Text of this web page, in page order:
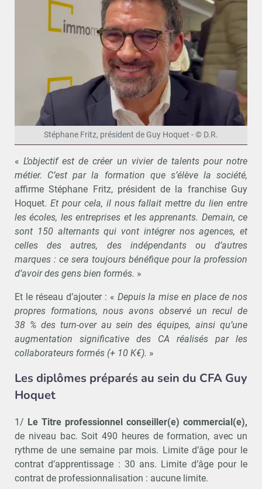
Stéphane Fritz, président de Guy Hoquet - © D.R.
«L’objectif est de créer un vivier de talents pour notre
métier. C’est par la formation que s’élève la société,
affirme Stéphane Fritz, président de la franchise Guy
Hoquet. Et pour cela, il nous fallait mettre du lien entre
les écoles, les entreprises et les apprenants. Demain, ce
sont 150 alternants qui vont intégrer nos agences, et
celles des autres, des indépendants ou d’autres
marques : ce sera toujours bénéfique pour la profession
d’avoir des gens bien formés. »
Et le réseau d’ajouter : « Depuis la mise en place de nos
propres formations, nous avons observé un recul de
38 % des turn-over au sein des équipes, ainsi qu’une
augmentation significative des CA réalisés par les
collaborateurs formés (+ 10 K€). »
Les diplômes préparés au sein du CFA Guy
Hoquet
1/ Le Titre professionnel conseiller(e) commercial(e),
de niveau bac. Soit 490 heures de formation, avec un
rythme de une semaine par mois. Limite d’âge pour le
contrat d’apprentissage : 30 ans. Limite d’âge pour le
contrat de professionnalisation : aucune limite.